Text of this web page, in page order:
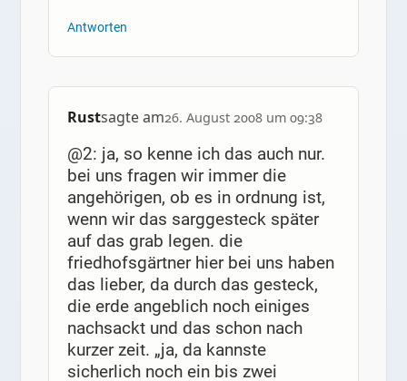
Antworten
Rustsagte am26. August 2008 um 09:38
@2: ja, so kenne ich das auch nur.
bei uns fragen wir immer die
angehörigen, ob es in ordnung ist,
wenn wir das sarggesteck später
auf das grab legen. die
friedhofsgärtner hier bei uns haben
das lieber, da durch das gesteck,
die erde angeblich noch einiges
nachsackt und das schon nach
kurzer zeit. „ja, da kannste
sicherlich noch ein bis zwei